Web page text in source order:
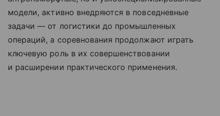
модели, активно внедряются в повседневные
задачи — от логистики до промышленных
операций, а соревнования продолжают играть
ключевую роль в их совершенствовании
и расширении практического применения.